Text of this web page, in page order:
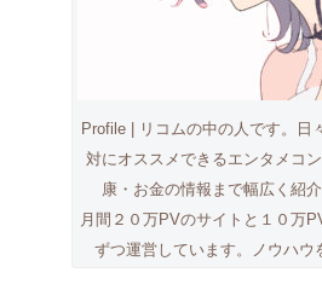
Profile | リコムの中の人です。日
対にオススメできるエンタメコ
康・お金の情報まで幅広く紹介
月間２０万PVのサイトと１０万
ずつ運営しています。ノウハウ